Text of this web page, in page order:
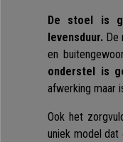
De stoel is
levensduur. De
en
onderstel is
afwerking maar
Ook het
uniek model